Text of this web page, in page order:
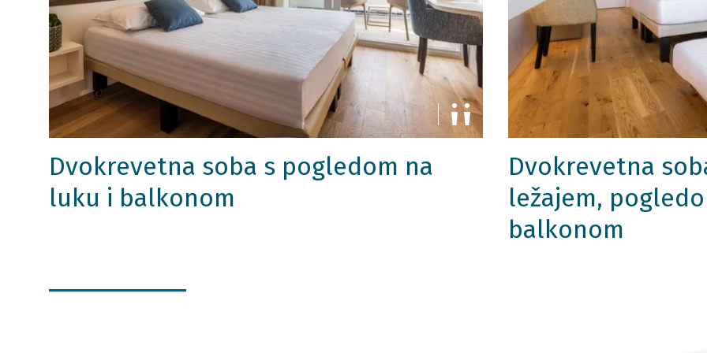
Dvokrevetna soba s pogledom na
luku i balkonom
Dvokrevetna
ležajem,
balkonom